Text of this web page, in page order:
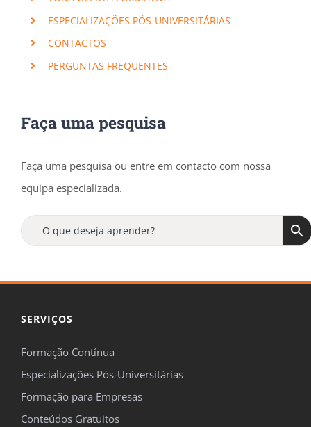
ESPECIALIZAÇÕES PÓS-UNIVERSITÁRIAS
CONTACTOS
PERGUNTAS FREQUENTES
Faça uma pesquisa
Faça uma pesquisa ou entre em contacto com nossa
equipa especializada.
SERVIÇOS
Formação Contínua
Especializações Pós-Universitárias
Formação para Empresas
Conteúdos Gratuitos
ofertas novidades
15%
Concordo em ser contactado pela FormaçãOnline para me